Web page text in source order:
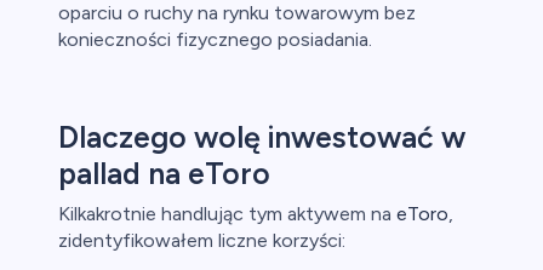
oparciu o ruchy na rynku towarowym bez
konieczności fizycznego posiadania.
Dlaczego wolę inwestować w
pallad na eToro
Kilkakrotnie handlując tym aktywem na eToro,
zidentyfikowałem liczne korzyści: